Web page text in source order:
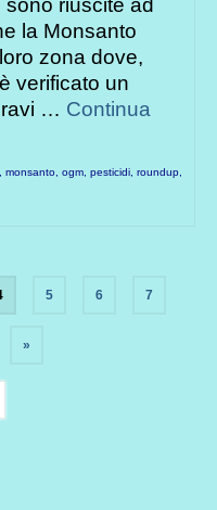
riuscite ad
la Monsanto
zona dove,
verificato un
… Continua
monsanto ogm pesticidi roundup
5 6 7
»